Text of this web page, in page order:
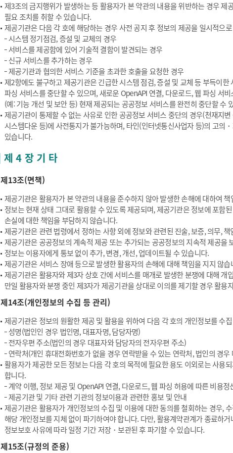
제3조의 금지행위가 발생하는 등 활용자가 본 약관의 내용을 위반하는 경우
필요 조치를 취할 수 있습니다.
제공기관은 다음 각 호에 해당하는 경우 사전 공지 후 정보의 제공을 일시적으
시스템 정기점검, 증설 및 교체의 경우
서비스를 제공함에 있어 기술적 결함이 발견되는 경우
신규 서비스를 추가하는 경우
제공기관과 협의한 서비스 기준을 초과한 호출을 요청한 경우
제2항에도 불구하고 제공기관은 긴급한 시스템 점검, 증설 및 교체 등 부득이
파싱 서비스를 중단할 수 있으며, 새로운 OpenAPI 연결, 다운로드, 웹 파싱 서
(예: 기능 개선 및 보안 등) 현재 제공되는 공공정보 서비스를 완전히 중단할 수
제공기관이 통제할 수 없는 사유로 인한 공공정보 서비스 중단의 경우(천재지
시스템다운 등)에 사전통지가 불가능하며, 타인(인터넷통신사업자 등)의 고의
있습니다.
제 4 장 기 타
제13조(면책)
제공기관은 활용자가 본 약관의 내용을 준수하지 않아 발생한 손해에 대하여
정보는 현재 상태 그대로 활용할 수 있도록 제공되며, 제공기관은 정보에 포함
손실에 대한 책임을 부담하지 않습니다.
제공기관은 관련 법령에서 정하는 사항 외에 정보와 관련된 진술, 보증, 의무,
제공기관은 공공정보의 계속적 제공 또는 추가되는 공공정보의 지속적 제공을
정보는 이용자에게 통보 없이 추가, 변경, 개선, 업데이트될 수 있습니다.
제공기관은 서비스 장애 등으로 발생한 활용자의 손해에 대해 책임을 지지 않습
제공기관은 활용자와 제3자 상호 간에 서비스를 매개로 발생한 분쟁에 대해
만일 활용자와 분쟁 중인 제3자가 제공기관을 상대로 이의를 제기할 경우 활
제14조(개인정보의 수집 등 관리)
제공기관은 정보의 원활한 제공 및 활용을 위하여 다음 각 호의 개인정보를 수
성명(법인인 경우 법인명, 대표자명, 담당자명)
전자우편 주소(법인의 경우 대표자와 담당자의 전자우편 주소)
연락처(개인 휴대전화번호가 없을 경우 연락받을 수 있는 연락처, 법인의 경
활용자가 제공한 모든 정보는 다음 각 호의 목적에 필요한 용도 이외로는 사용
합니다.
계약 이행, 정보 제공 및 OpenAPI 연결, 다운로드, 웹 파싱 허용에 따른 비용정
제공기관 및 기타 관련 기관의 정보이용과 관련한 홍보 및 안내
제공기관은 활용자가 개인정보의 수집 및 이용에 대한 동의를 철회하는 경우,
해당 개인정보를 지체 없이 파기하여야 합니다. 다만, 활용계약관계가 종료하
정보보호 사유에 따라 일정 기간 저장・보관된 후 파기할 수 있습니다.
제15조(규정의 준용)